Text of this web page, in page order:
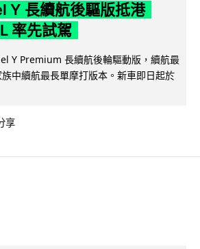
Y 長續航後驅版抵港
率先試駕
Y Premium 長續航後輪驅動版，續航最
中續航最長單摩打版本。新車即日起於
享